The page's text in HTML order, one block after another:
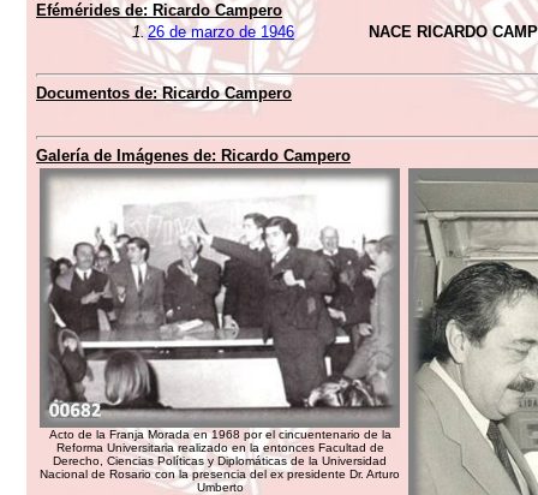
Efémérides de: Ricardo Campero
1. 26 de marzo de 1946 NACE RICARDO
Documentos de: Ricardo Campero
Galería de Imágenes de: Ricardo Campero
Acto de la Franja Morada en 1968 por el cincuentenario de la
Reforma Universitaria realizado en la entonces Facultad de
Derecho, Ciencias Políticas y Diplomáticas de la Universidad
Nacional de Rosario con la presencia del ex presidente Dr. Arturo
Umberto